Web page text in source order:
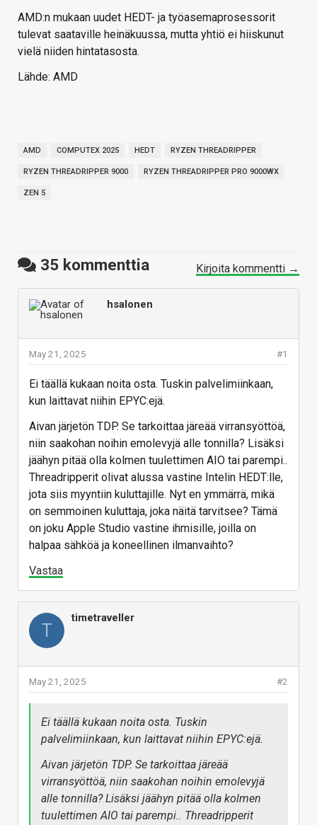
AMD:n mukaan uudet HEDT- ja työasemaprosessorit
tulevat saataville heinäkuussa, mutta yhtiö ei hiiskunut
vielä niiden hintatasosta.
Lähde: AMD
AMD COMPUTEX 2025 HEDT RYZEN THREADRIPPER
RYZEN THREADRIPPER 9000 RYZEN THREADRIPPER PRO 9000WX
ZEN 5
35 kommenttia Kirjoita kommentti →
hsalonen
#1
May 21, 2025
Ei täällä kukaan noita osta. Tuskin palvelimiinkaan,
kun laittavat niihin EPYC:ejä.
Aivan järjetön TDP. Se tarkoittaa järeää virransyöttöä,
niin saakohan noihin emolevyjä alle tonnilla? Lisäksi
jäähyn pitää olla kolmen tuulettimen AIO tai parempi..
Threadripperit olivat alussa vastine Intelin HEDT:lle,
jota siis myyntiin kuluttajille. Nyt en ymmärrä, mikä
on semmoinen kuluttaja, joka näitä tarvitsee? Tämä
on joku Apple Studio vastine ihmisille, joilla on
halpaa sähköä ja koneellinen ilmanvaihto?
Vastaa
T
timetraveller
#2
May 21, 2025
Ei täällä kukaan noita osta. Tuskin
palvelimiinkaan, kun laittavat niihin EPYC:ejä.
Aivan järjetön TDP. Se tarkoittaa järeää
virransyöttöä, niin saakohan noihin emolevyjä
alle tonnilla? Lisäksi jäähyn pitää olla kolmen
tuulettimen AIO tai parempi.. Threadripperit